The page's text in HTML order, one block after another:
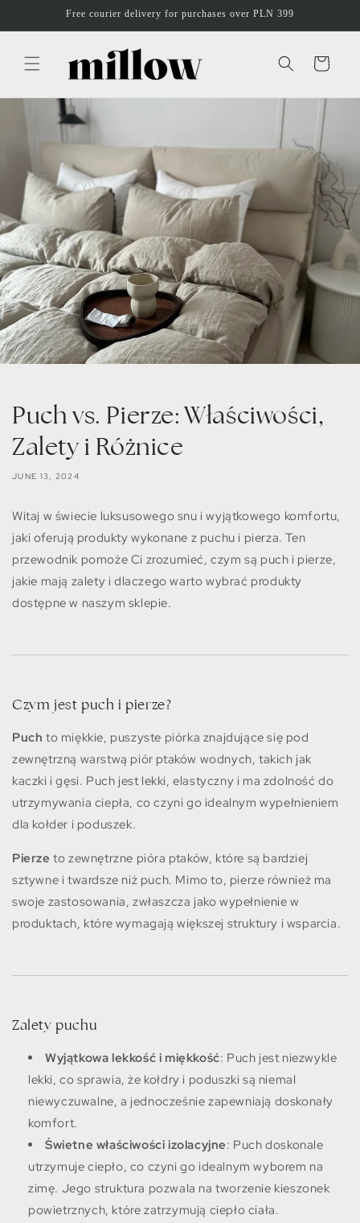
Free courier delivery for purchases over PLN 399
Cart
Puch vs. Pierze: Właściwości,
Zalety i Różnice
JUNE 13, 2024
Witaj w świecie luksusowego snu i wyjątkowego komfortu,
jaki oferują produkty wykonane z puchu i pierza. Ten
przewodnik pomoże Ci zrozumieć, czym są puch i pierze,
jakie mają zalety i dlaczego warto wybrać produkty
dostępne w naszym sklepie.
Czym jest puch i pierze?
Puch to miękkie, puszyste piórka znajdujące się pod
zewnętrzną warstwą piór ptaków wodnych, takich jak
kaczki i gęsi. Puch jest lekki, elastyczny i ma zdolność do
utrzymywania ciepła, co czyni go idealnym wypełnieniem
dla kołder i poduszek.
Pierze to zewnętrzne pióra ptaków, które są bardziej
sztywne i twardsze niż puch. Mimo to, pierze również ma
swoje zastosowania, zwłaszcza jako wypełnienie w
produktach, które wymagają większej struktury i wsparcia.
Zalety puchu
Wyjątkowa lekkość i miękkość: Puch jest niezwykle
lekki, co sprawia, że kołdry i poduszki są niemal
niewyczuwalne, a jednocześnie zapewniają doskonały
komfort.
Świetne właściwości izolacyjne: Puch doskonale
utrzymuje ciepło, co czyni go idealnym wyborem na
zimę. Jego struktura pozwala na tworzenie kieszonek
powietrznych, które zatrzymują ciepło ciała.